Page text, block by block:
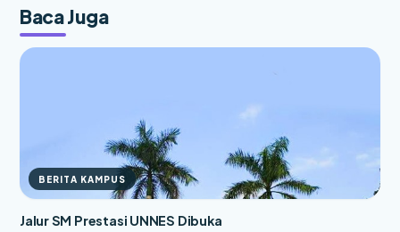
Baca Juga
BERITA KAMPUS
Jalur SM Prestasi UNNES Dibuka